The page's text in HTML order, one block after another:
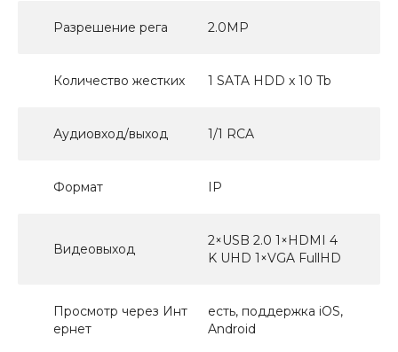
Разрешение рега 2.0MP
Количество жестких 1 SATA HDD x 10 Tb
Аудиовход/выход 1/1 RCA
Формат IP
Видеовыход
2×USB 2.0 1×HDMI 4
K UHD 1×VGA FullHD
Просмотр через Инт
ернет
есть, поддержка iOS,
Android